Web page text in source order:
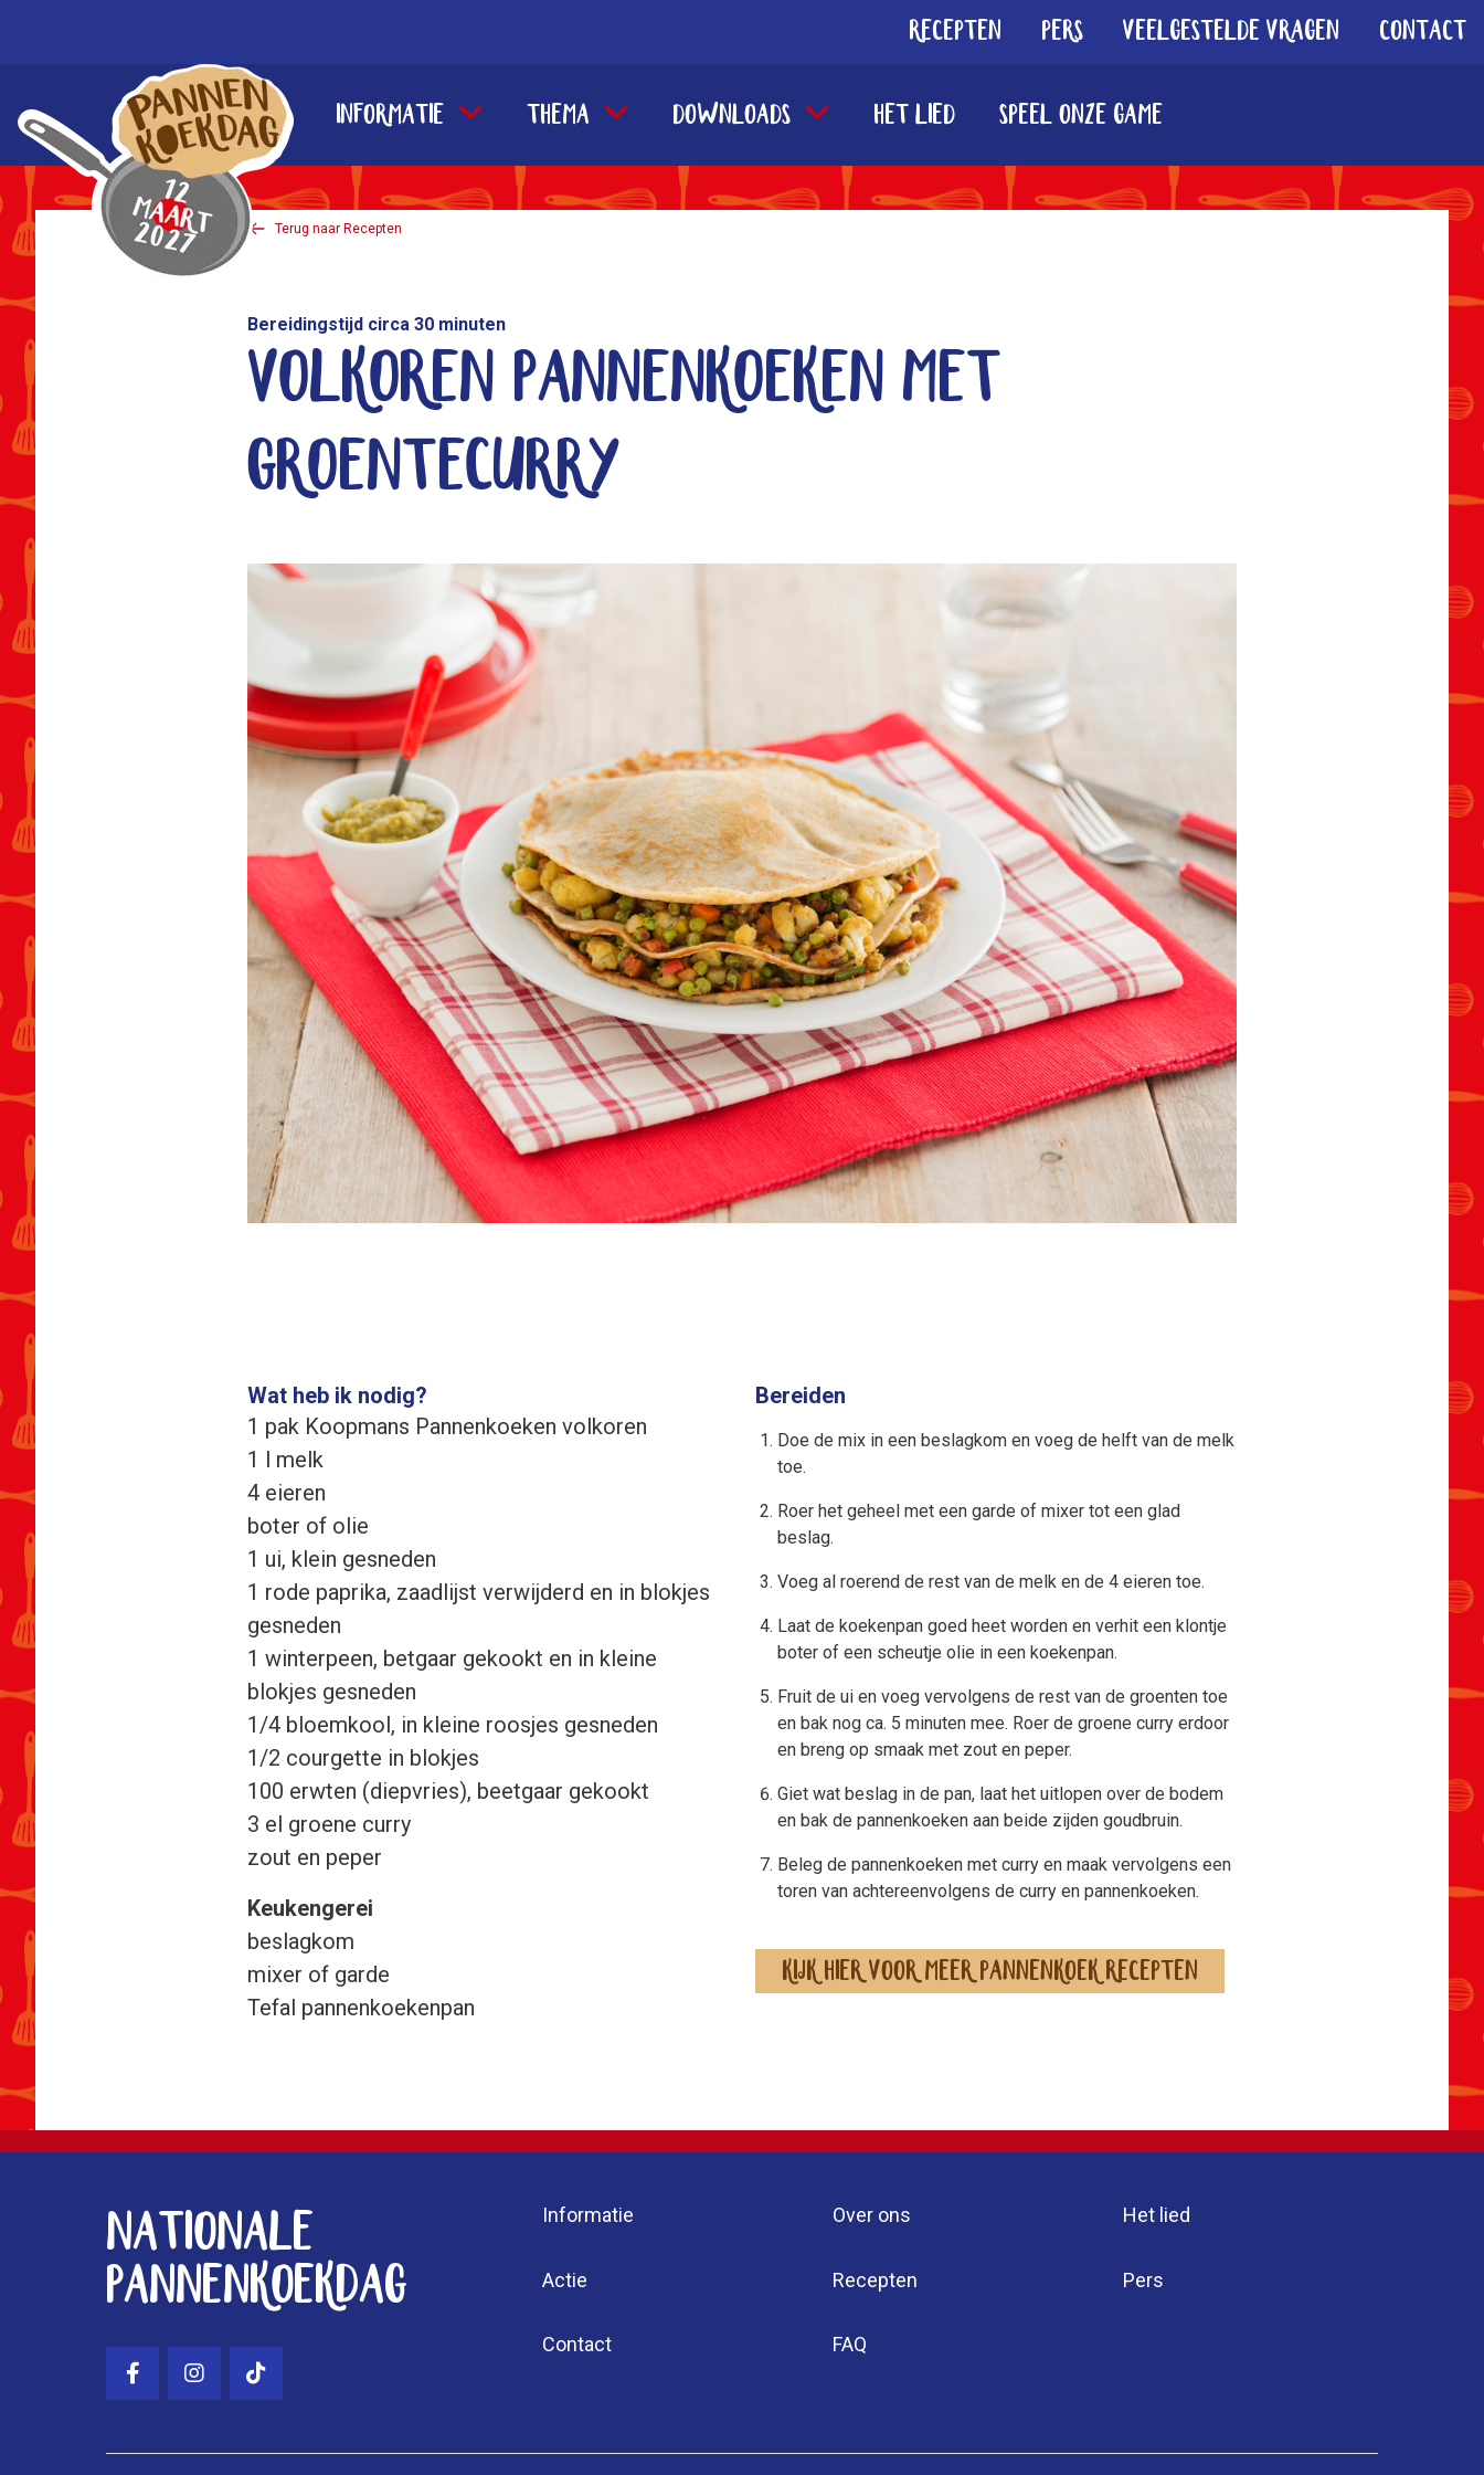
Recepten Pers Veelgestelde vragen Contact
Pannenkoekdag
Informatie Thema Downloads Het lied Speel onze game
Terug naar Recepten
Bereidingstijd circa 30 minuten
Volkoren pannenkoeken met
groentecurry
Wat heb ik nodig?
1 pak Koopmans Pannenkoeken volkoren
1 l melk
4 eieren
boter of olie
1 ui, klein gesneden
1 rode paprika, zaadlijst verwijderd en in blokjes
gesneden
1 winterpeen, betgaar gekookt en in kleine
blokjes gesneden
1/4 bloemkool, in kleine roosjes gesneden
1/2 courgette in blokjes
100 erwten (diepvries), beetgaar gekookt
3 el groene curry
zout en peper
Keukengerei
beslagkom
mixer of garde
Tefal pannenkoekenpan
Bereiden
Doe de mix in een beslagkom en voeg de helft van de melk
toe.
Roer het geheel met een garde of mixer tot een glad
beslag.
Voeg al roerend de rest van de melk en de 4 eieren toe.
Laat de koekenpan goed heet worden en verhit een klontje
boter of een scheutje olie in een koekenpan.
Fruit de ui en voeg vervolgens de rest van de groenten toe
en bak nog ca. 5 minuten mee. Roer de groene curry erdoor
en breng op smaak met zout en peper.
Giet wat beslag in de pan, laat het uitlopen over de bodem
en bak de pannenkoeken aan beide zijden goudbruin.
Beleg de pannenkoeken met curry en maak vervolgens een
toren van achtereenvolgens de curry en pannenkoeken.
Kijk hier voor meer pannenkoek recepten
Nationale
Pannenkoekdag
Informatie Over ons Het lied
Actie Recepten Pers
Contact FAQ